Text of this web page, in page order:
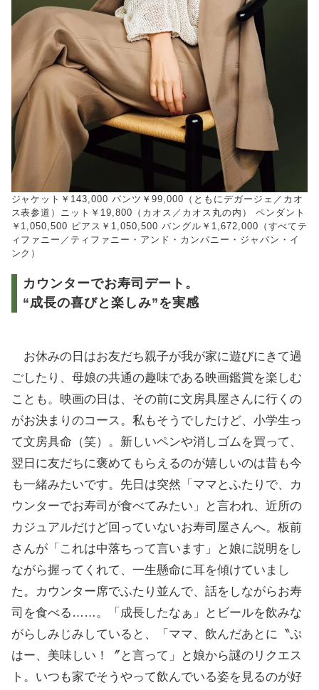
ジャケット￥143,000 パンツ￥99,000（ともにデガージェ／カオ
ス表参道）ニット￥19,800（カオス／カオス丸の内） ペンダント
￥1,050,500 ピアス￥1,050,500 バングル￥1,672,000（すべてテ
ィファニー／ティファニー・アンド・カンパニー・ジャパン・イ
ンク）
カウンターでお寿司デート。
“成長の喜びと楽しみ”を実感
お休みの日はお友だち親子が我が家に遊びにきて過
ごしたり、母娘の共通の趣味である映画鑑賞を楽しむ
ことも。映画の日は、その前に文房具屋さんに行くの
がお決まりのコース。私もそうでしたけど、小学生っ
て文房具命（笑）。新しいペンや消しゴムを買って、
翌日に友だちに褒めてもらえるのが嬉しいのは昔も今
も一緒みたいです。先日は突然「ママとふたりで、カ
ウンターでお寿司が食べてみたい」と言われ、近所の
カジュアルだけど回っていないお寿司屋さんへ。板前
さんが「これは中落ちって言います」と娘に説明をし
ながら握ってくれて、一生懸命に耳を傾けていまし
た。カウンター席でふたり並んで、話をしながらお寿
司を食べる……。「成長したなぁ」とビールを飲みな
がらしみじみしていると、「ママ、飲んだあとに〝ぷ
はー、美味しい！〞と言って」と娘から謎のリクエス
ト。いつも家でそうやって飲んでいる姿を見るのが好